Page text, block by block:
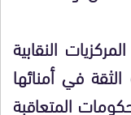
النقابية
في أمنائها
المتعاقبة